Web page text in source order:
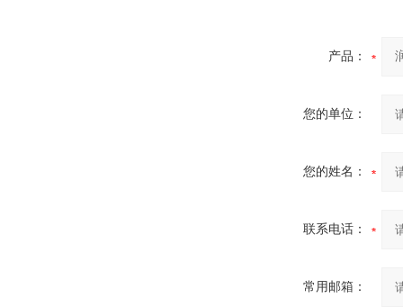
产品：
您的单位：
您的姓名：
联系电话：
常用邮箱：